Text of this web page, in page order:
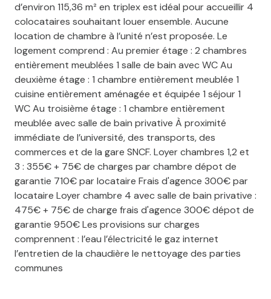
d’environ 115,36 m² en triplex est idéal pour accueillir 4
colocataires souhaitant louer ensemble. Aucune
location de chambre à l’unité n’est proposée. Le
logement comprend : Au premier étage : 2 chambres
entièrement meublées 1 salle de bain avec WC Au
deuxième étage : 1 chambre entièrement meublée 1
cuisine entièrement aménagée et équipée 1 séjour 1
WC Au troisième étage : 1 chambre entièrement
meublée avec salle de bain privative À proximité
immédiate de l’université, des transports, des
commerces et de la gare SNCF. Loyer chambres 1,2 et
3 : 355€ + 75€ de charges par chambre dépot de
garantie 710€ par locataire Frais d'agence 300€ par
locataire Loyer chambre 4 avec salle de bain privative :
475€ + 75€ de charge frais d'agence 300€ dépot de
garantie 950€ Les provisions sur charges
comprennent : l’eau l’électricité le gaz internet
l’entretien de la chaudière le nettoyage des parties
communes